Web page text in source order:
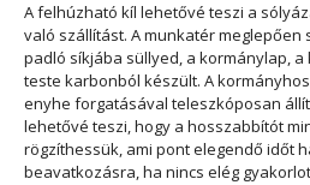
A felhúzható kíl lehetővé teszi a
való szállítást. A munkatér meglepően
padló síkjába süllyed, a kormánylap,
teste karbonból készült. A
enyhe forgatásával teleszkóposan
lehetővé teszi, hogy a hosszabbítót
rögzíthessük, ami pont elegendő időt
beavatkozásra, ha nincs elég